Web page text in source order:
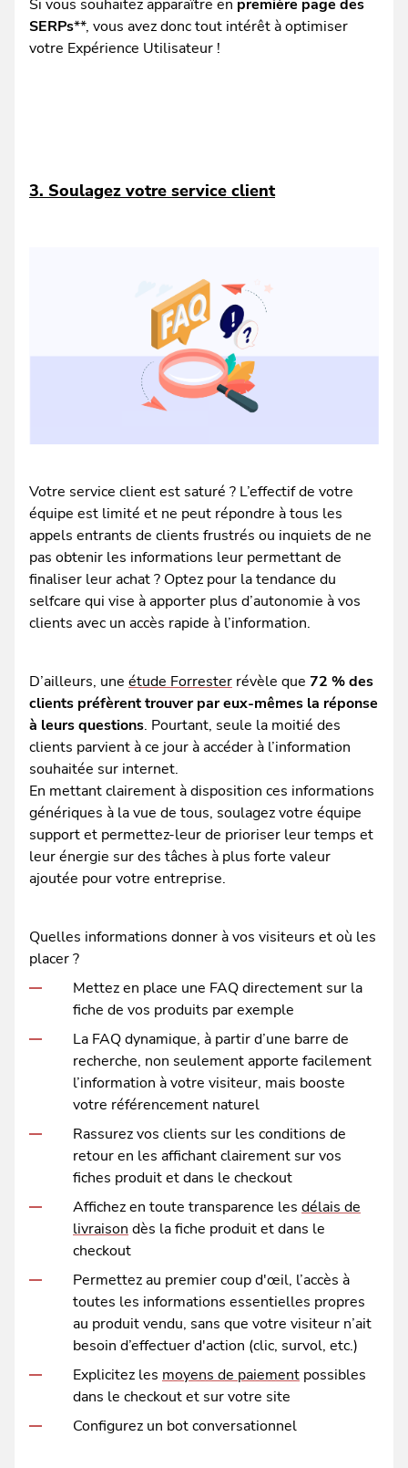
Si vous souhaitez apparaître en première page des
SERPs**, vous avez donc tout intérêt à optimiser
votre Expérience Utilisateur !
3. Soulagez votre service client
Votre service client est saturé ? L’effectif de votre
équipe est limité et ne peut répondre à tous les
appels entrants de clients frustrés ou inquiets de ne
pas obtenir les informations leur permettant de
finaliser leur achat ? Optez pour la tendance du
selfcare qui vise à apporter plus d’autonomie à vos
clients avec un accès rapide à l’information.
D’ailleurs, une étude Forrester révèle que 72 % des
clients préfèrent trouver par eux-mêmes la réponse
à leurs questions. Pourtant, seule la moitié des
clients parvient à ce jour à accéder à l’information
souhaitée sur internet.
En mettant clairement à disposition ces informations
génériques à la vue de tous, soulagez votre équipe
support et permettez-leur de prioriser leur temps et
leur énergie sur des tâches à plus forte valeur
ajoutée pour votre entreprise.
Quelles informations donner à vos visiteurs et où les
placer ?
Mettez en place une FAQ directement sur la
fiche de vos produits par exemple
La FAQ dynamique, à partir d’une barre de
recherche, non seulement apporte facilement
l’information à votre visiteur, mais booste
votre référencement naturel
Rassurez vos clients sur les conditions de
retour en les affichant clairement sur vos
fiches produit et dans le checkout
Affichez en toute transparence les délais de
livraison dès la fiche produit et dans le
checkout
Permettez au premier coup d'œil, l’accès à
toutes les informations essentielles propres
au produit vendu, sans que votre visiteur n’ait
besoin d’effectuer d'action (clic, survol, etc.)
Explicitez les moyens de paiement possibles
dans le checkout et sur votre site
Configurez un bot conversationnel